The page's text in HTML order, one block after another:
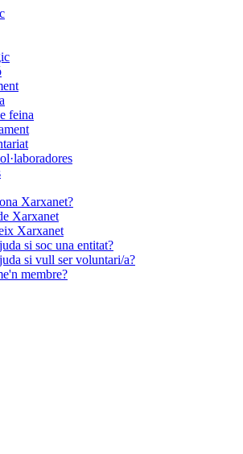
feina
Xarxanet?
Xarxanet
Xarxanet
si soc una entitat?
si vull ser voluntari/a?
membre?